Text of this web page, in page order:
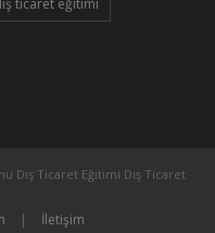
Dış Ticaret Eğitimi Dış Ticaret
| İletişim